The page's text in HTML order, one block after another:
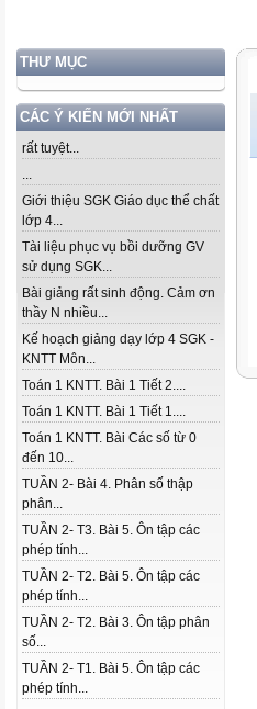
THƯ MỤC
CÁC Ý KIẾN MỚI NHẤT
rất tuyệt...
...
Giới thiệu SGK Giáo dục thể chất
lớp 4...
Tài liệu phục vụ bồi dưỡng GV
sử dụng SGK...
Bài giảng rất sinh động. Cảm ơn
thầy N nhiều...
Kế hoạch giảng dạy lớp 4 SGK -
KNTT Môn...
Toán 1 KNTT. Bài 1 Tiết 2....
Toán 1 KNTT. Bài 1 Tiết 1....
Toán 1 KNTT. Bài Các số từ 0
đến 10...
TUẦN 2- Bài 4. Phân số thập
phân...
TUẦN 2- T3. Bài 5. Ôn tập các
phép tính...
TUẦN 2- T2. Bài 5. Ôn tập các
phép tính...
TUẦN 2- T2. Bài 3. Ôn tập phân
số...
TUẦN 2- T1. Bài 5. Ôn tập các
phép tính...